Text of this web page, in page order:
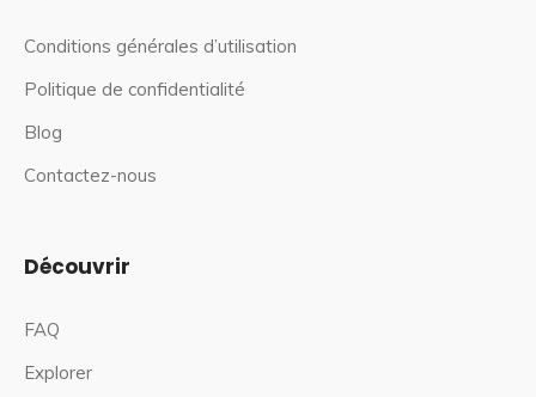
Conditions générales d’utilisation
Politique de confidentialité
Blog
Contactez-nous
Découvrir
FAQ
Explorer